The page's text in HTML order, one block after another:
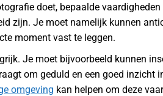
doet, bepaalde
zijn. Je moet namelijk kunnen
moment vast te leggen.
Je moet bijvoorbeeld kunnen
om geduld en een goed inzicht
omgeving kan helpen om deze